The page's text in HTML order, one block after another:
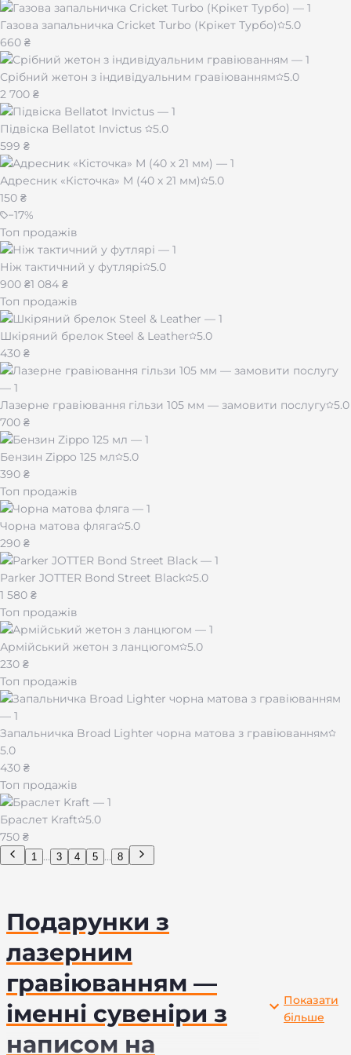
Газова запальничка Cricket Turbo (Крікет Турбо)
5.0
660 ₴
Срібний жетон з індивідуальним гравіюванням
5.0
2 700 ₴
Підвіска Bellatot Invictus
5.0
599 ₴
Адресник «Кісточка» M (40 х 21 мм)
5.0
150 ₴
−17%
Топ продажів
Ніж тактичний у футлярі
5.0
900 ₴1 084 ₴
Топ продажів
Шкіряний брелок Steel & Leather
5.0
430 ₴
Лазерне гравіювання гільзи 105 мм — замовити послугу 5.0
700 ₴
Бензин Zippo 125 мл
5.0
390 ₴
Топ продажів
Чорна матова фляга
5.0
290 ₴
Parker JOTTER Bond Street Black 5.0
1 580 ₴
Топ продажів
Армійський жетон з ланцюгом
5.0
230 ₴
Топ продажів
Запальничка Broad Lighter чорна матова з гравіюванням
5.0
430 ₴
Топ продажів
Браслет Kraft
5.0
750 ₴
1 ... 3 4 5 ... 8
Подарунки з
лазерним
гравіюванням —
іменні сувеніри з
написом на
Показати
більше